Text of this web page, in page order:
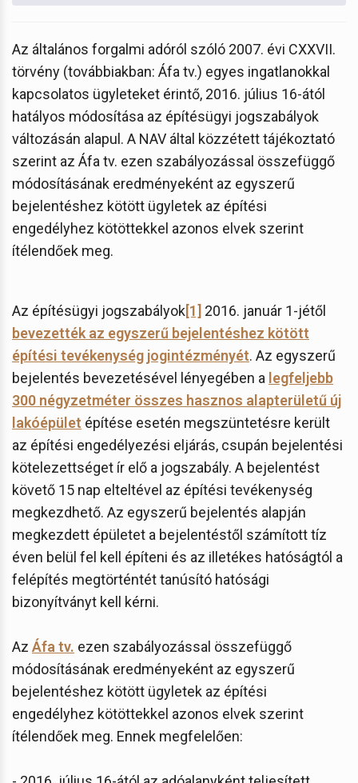
Az általános forgalmi adóról szóló 2007. évi CXXVII.
törvény (továbbiakban: Áfa tv.) egyes ingatlanokkal
kapcsolatos ügyleteket érintő, 2016. július 16-ától
hatályos módosítása az építésügyi jogszabályok
változásán alapul. A NAV által közzétett tájékoztató
szerint az Áfa tv. ezen szabályozással összefüggő
módosításának eredményeként az egyszerű
bejelentéshez kötött ügyletek az építési
engedélyhez kötöttekkel azonos elvek szerint
ítélendőek meg.
Az építésügyi jogszabályok[1] 2016. január 1-jétől
bevezették az egyszerű bejelentéshez kötött
építési tevékenység jogintézményét. Az egyszerű
bejelentés bevezetésével lényegében a legfeljebb
300 négyzetméter összes hasznos alapterületű új
lakóépület építése esetén megszüntetésre került
az építési engedélyezési eljárás, csupán bejelentési
kötelezettséget ír elő a jogszabály. A bejelentést
követő 15 nap elteltével az építési tevékenység
megkezdhető. Az egyszerű bejelentés alapján
megkezdett épületet a bejelentéstől számított tíz
éven belül fel kell építeni és az illetékes hatóságtól a
felépítés megtörténtét tanúsító hatósági
bizonyítványt kell kérni.
Az Áfa tv. ezen szabályozással összefüggő
módosításának eredményeként az egyszerű
bejelentéshez kötött ügyletek az építési
engedélyhez kötöttekkel azonos elvek szerint
ítélendőek meg. Ennek megfelelően: